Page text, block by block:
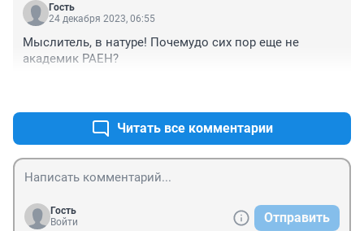
Гость
24 декабря 2023, 06:55
Мыслитель, в натуре! Почемудо сих пор еще не
академик РАЕН?
Читать все комментарии
Гость
Войти
Отправить